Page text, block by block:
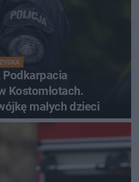
Podkarpacia
Kostomłotach.
małych dzieci